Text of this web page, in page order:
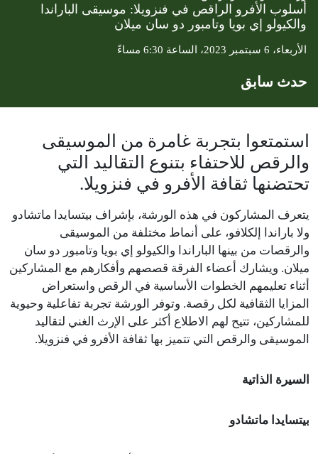
أسلوب الأفرو الراقص في فنزويلا: موسيقى الباراندا
والكيولو إي بويا وتامبور دو سان ميلان
الأربعاء، 6 سبتمبر 2023، الساعة 6:30 مساءً
حدث سابق
استمتعوا بتجربة غامرة من الموسيقى
والرقص للاحتفاء بتنوع التقاليد التي
تحتضنها ثقافة الأفرو في فنزويلا.
يتعرف المشاركون في هذه الورشة، بإشراف بيتسايدا ماتشادو
ولا باراندا إلكلافو، على أنماط مختلفة من الموسيقى
والرقصات من بينها الباراندا والكيولو إي بويا وتامبور دو سان
ميلان. ويشارك أعضاء الفرقة قصصهم وأفكارهم مع المشاركين
أثناء تعليمهم الخطوات الأساسية في الرقص واستعراض
المزايا الثقافية لكل رقصة. وتوفر الورشة تجربة تفاعلية وحيوية
للمشاركين، تتيح لهم الاطلاع أكثر على الإرث الغني لتقاليد
الموسيقى والرقص التي تتميز بها ثقافة الأفرو في فنزويلا.
السيرة الذاتية
بيتسايدا ماتشادو